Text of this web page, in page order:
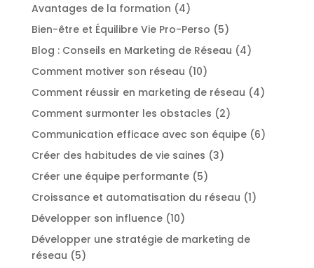
Avantages de la formation (4)
Bien-être et Équilibre Vie Pro-Perso (5)
Blog : Conseils en Marketing de Réseau (4)
Comment motiver son réseau (10)
Comment réussir en marketing de réseau (4)
Comment surmonter les obstacles (2)
Communication efficace avec son équipe(6)
Créer des habitudes de vie saines (3)
Créer une équipe performante(5)
Croissance et automatisation du réseau (1)
Développer son influence(10)
Développer une stratégie de marketing de
réseau (5)